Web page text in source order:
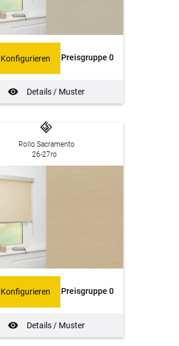
Preisgruppe 0
Details / Muster
Konfigurieren
Rollo Sacramento
26-27ro
Preisgruppe 0
Details / Muster
Konfigurieren